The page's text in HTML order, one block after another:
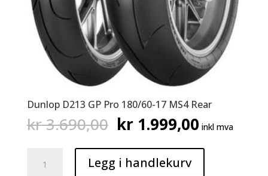
Dunlop D213 GP Pro 180/60-17 MS4 Rear
kr3.690,00 Opprinnelig
pris
var:
kr 3.690,00.
kr1.999,00
pris
er:
inkl mva
D213
Legg i handlekurv